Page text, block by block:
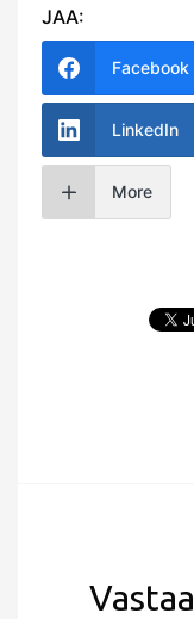
JAA:
Facebook
LinkedIn
More
Vastaa